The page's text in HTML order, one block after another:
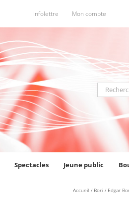
Infolettre Mon compte
:
Spectacles Jeune public
Accueil Bori Edgar